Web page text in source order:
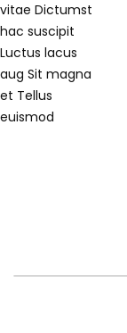
vitae Dictumst
hac suscipit
Luctus lacus
aug Sit magna
et Tellus
euismod